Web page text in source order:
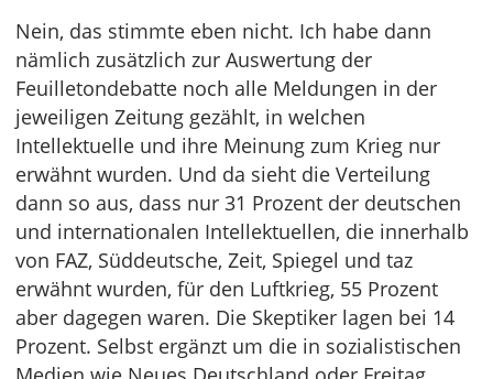
Nein, das stimmte eben nicht. Ich habe dann
nämlich zusätzlich zur Auswertung der
Feuilletondebatte noch alle Meldungen in der
jeweiligen Zeitung gezählt, in welchen
Intellektuelle und ihre Meinung zum Krieg nur
erwähnt wurden. Und da sieht die Verteilung
dann so aus, dass nur 31 Prozent der deutschen
und internationalen Intellektuellen, die innerhalb
von FAZ, Süddeutsche, Zeit, Spiegel und taz
erwähnt wurden, für den Luftkrieg, 55 Prozent
aber dagegen waren. Die Skeptiker lagen bei 14
Prozent. Selbst ergänzt um die in sozialistischen